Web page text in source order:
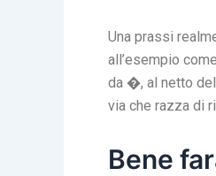
Una prassi
all’esempio
da �, al netto
via che razza di
Bene